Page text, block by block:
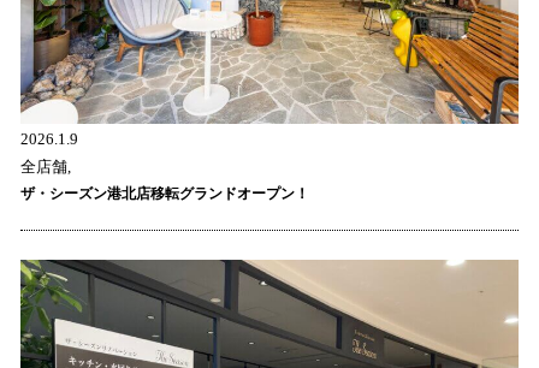
2026.1.9
全店舗,
ザ・シーズン港北店移転グランドオープン！